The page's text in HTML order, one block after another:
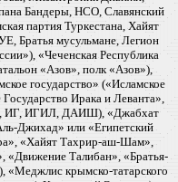
Бандеры, НСО, Славянский
партия Туркестана, Хайят
Братья мусульмане, Легион
«Чеченская Республика
«Азов», полк «Азов»),
государство» («Исламское
Ирака и Леванта»,
ИГ, ИГИЛ, ДАИШ), «Джабхат
Джихад» или «Египетский
«Хайят Тахрир-аш-Шам»,
Талибан», «Братья-
«Меджлис крымско-татарского